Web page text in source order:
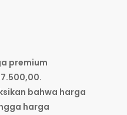
premium
bahwa harga
harga